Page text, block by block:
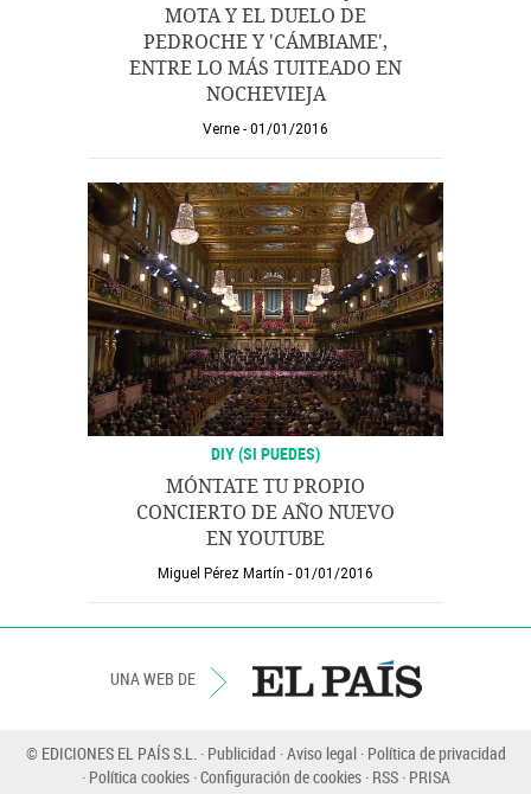
MOTA Y EL DUELO DE
PEDROCHE Y 'CÁMBIAME',
ENTRE LO MÁS TUITEADO EN
NOCHEVIEJA
Verne 01/01/2016
DIY (SI PUEDES)
MÓNTATE TU PROPIO
CONCIERTO DE AÑO NUEVO
EN YOUTUBE
Miguel Pérez Martín 01/01/2016
UNA WEB DE
© EDICIONES EL PAÍS S.L. Publicidad Aviso legal Política de privacidad
Política cookies Configuración de cookies RSS PRISA